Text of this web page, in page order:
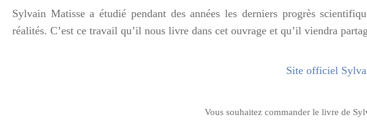
Sylvain Matisse a étudié pendant des années les derniers progrès
réalités. C’est ce travail qu’il nous livre dans cet ouvrage et qu’il viendra
Site officiel
Vous souhaitez commander le livre de